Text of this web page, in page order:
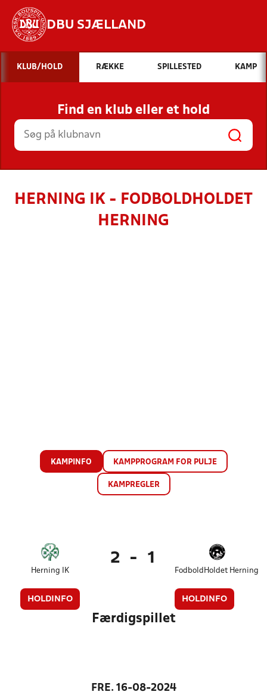
DBU SJÆLLAND
Hvad vil du søge efter?
INDHOLD OG NYHEDER
STILLINGER, RESULTATER, KLUBBER OG
HOLD
KLUB/HOLD RÆKKE SPILLESTED KAMP
Find en klub eller et hold
HERNING IK - FODBOLDHOLDET
HERNING
KAMPINFO KAMPPROGRAM FOR PULJE
KAMPREGLER
Herning IK
HOLDINFO
2 - 1
FodboldHoldet Herning
HOLDINFO
Færdigspillet
FRE. 16-08-2024